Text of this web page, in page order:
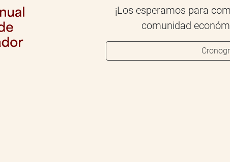
¡Los esperamos para
comunidad